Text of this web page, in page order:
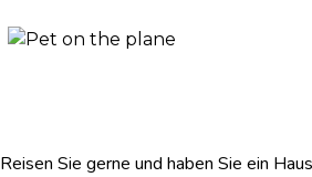
Reisen Sie gerne und haben Sie ein